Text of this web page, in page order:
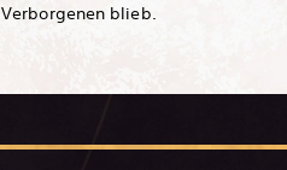
Verborgenen blieb.